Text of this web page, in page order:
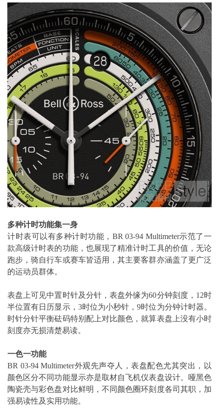
多种计时功能集一身
计时表可以有多种计时功能，BR 03-94 Multimeter示范了一
款高级计时表的功能，也展现了精准计时工具的价值，无论
跑步，骑自行车或赛车皆适用，其主要客群亦涵盖了更广泛
的运动员群体。
表盘上可见中置时针及分针，表盘外缘为60分钟刻度，12时
半位置有日历显示，3时位为小秒针，9时位为分钟计时器。
时针分针平衡砝码特别配上对比颜色，就算表盘上没有小时
刻度亦无损清楚易读。
一色一功能
BR 03-94 Multimeter外观先声夺人，表盘配色尤其突出，以
颜色区分不同功能显示亦是取材自飞机仪表盘设计。哑黑色
陶瓷壳与彩色盘对比鲜明，不同颜色圈环刻度各司其职，加
强易读性及实用功能。